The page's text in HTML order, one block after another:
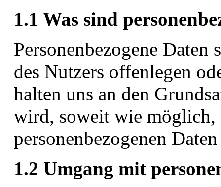
1.1 Was sind
Personenbezogene
des Nutzers offenlegen
halten uns an den
wird, soweit wie möglich,
personenbezogenen
1.2 Umgang mit